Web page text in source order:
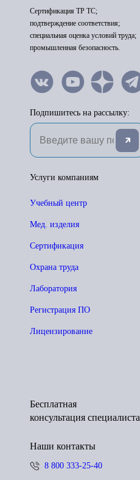
Сертификация ТР ТС;
подтверждение соответствия;
специальная оценка условий труда;
промышленная безопасность.
Подпишитесь на рассылку:
Услуги компаниям
Учебный центр
Мед. изделия
Сертификация
Охрана труда
Лаборатория
Регистрация ПО
Лицензирование
Бесплатная
консультация специалиста
Наши контакты
8 800 333-25-40